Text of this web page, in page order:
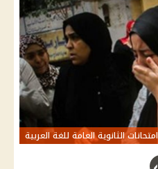
امتحانات الثانوية العامة للغة العربية